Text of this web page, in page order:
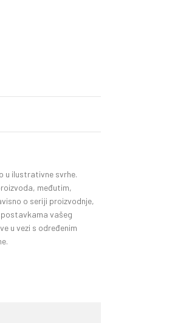
u ilustrativne svrhe.
međutim,
o seriji proizvodnje,
vašeg
u vezi s određenim